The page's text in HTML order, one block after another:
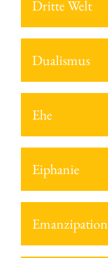
Dritte Welt
Dualismus
Ehe
Eiphanie
Emanzipation